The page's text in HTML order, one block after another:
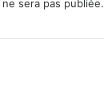
sera pas publiée.